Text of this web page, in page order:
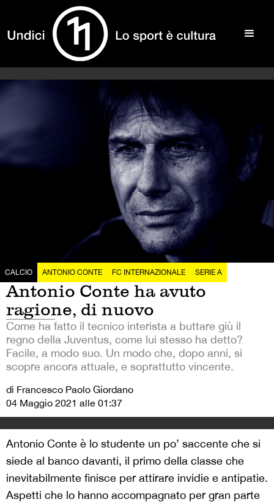
CALCIO ANTONIO CONTE FC INTERNAZIONALE SERIE A
Antonio Conte ha avuto
ragione, di nuovo
Come ha fatto il tecnico interista a buttare giù il
regno della Juventus, come lui stesso ha detto?
Facile, a modo suo. Un modo che, dopo anni, si
scopre ancora attuale, e soprattutto vincente.
di Francesco Paolo Giordano
04 Maggio 2021 alle 01:37
Antonio Conte è lo studente un po’ saccente che si
siede al banco davanti, il primo della classe che
inevitabilmente finisce per attirare invidie e antipatie.
Aspetti che lo hanno accompagnato per gran parte